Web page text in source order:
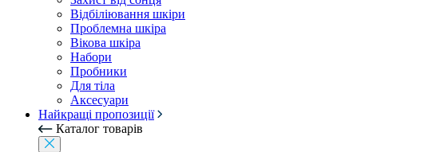
Відбіліювання шкіри
Проблемна шкіра
Вікова шкіра
Набори
Пробники
Для тіла
Аксесуари
Найкращі пропозиції
Каталог товарів